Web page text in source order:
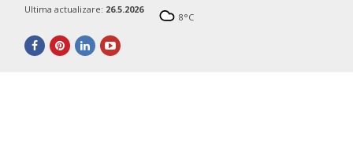
Ultima actualizare: 26.5.2026
8°C